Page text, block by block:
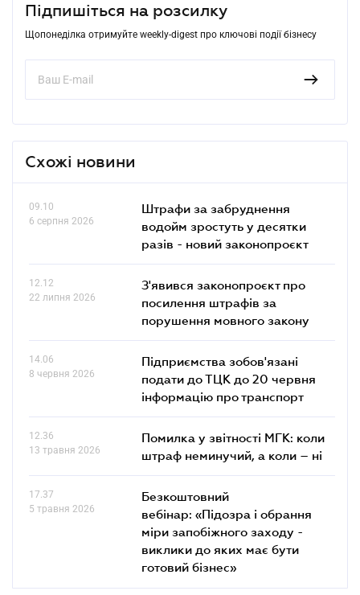
Підпишіться на розсилку
Щопонеділка отримуйте weekly-digest про ключові події бізнесу
Схожі новини
09.10
6 серпня 2026
Штрафи за забруднення
водойм зростуть у десятки
разів - новий законопроєкт
12.12
22 липня 2026
З'явився законопроєкт про
посилення штрафів за
порушення мовного закону
14.06
8 червня 2026
Підприємства зобов'язані
подати до ТЦК до 20 червня
інформацію про транспорт
12.36
13 травня 2026
Помилка у звітності МГК: коли
штраф неминучий, а коли – ні
17.37
5 травня 2026
Безкоштовний
вебінар: «Підозра і обрання
міри запобіжного заходу -
виклики до яких має бути
готовий бізнес»